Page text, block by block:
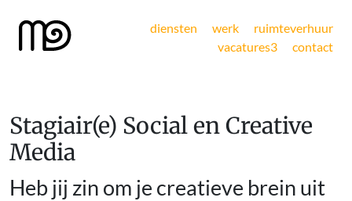
diensten werk
ruimteverhuur
vacatures3 contact
Stagiair(e) Social en Creative
Media
Heb jij zin om je creatieve brein uit